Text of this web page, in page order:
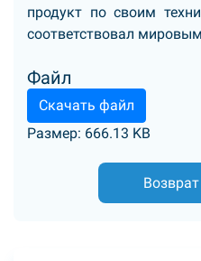
продукт по своим
соответствовал
Файл
Скачать файл
Размер: 666.13 KB